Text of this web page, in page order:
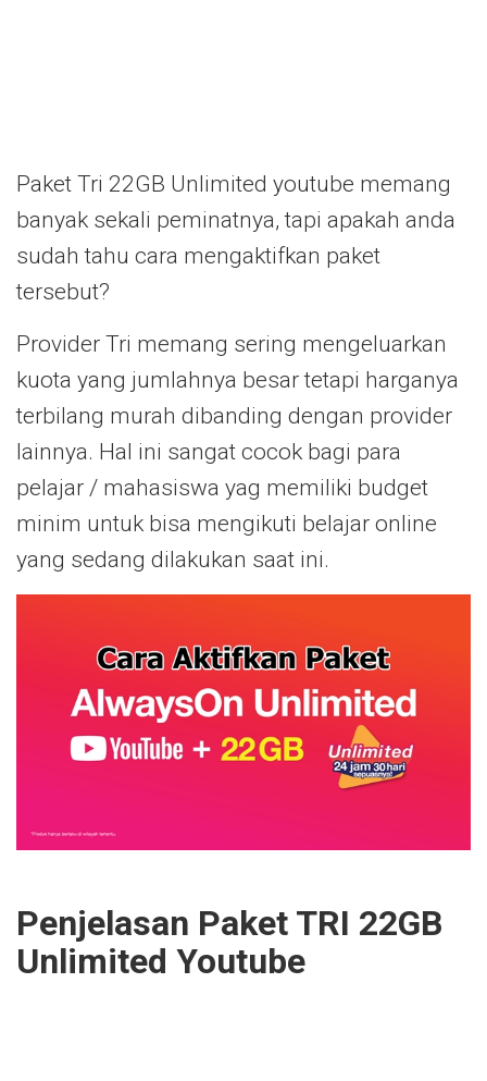
Paket Tri 22GB Unlimited youtube memang
banyak sekali peminatnya, tapi apakah anda
sudah tahu cara mengaktifkan paket
tersebut?
Provider Tri memang sering mengeluarkan
kuota yang jumlahnya besar tetapi harganya
terbilang murah dibanding dengan provider
lainnya. Hal ini sangat cocok bagi para
pelajar / mahasiswa yag memiliki budget
minim untuk bisa mengikuti belajar online
yang sedang dilakukan saat ini.
Penjelasan Paket TRI 22GB
Unlimited Youtube